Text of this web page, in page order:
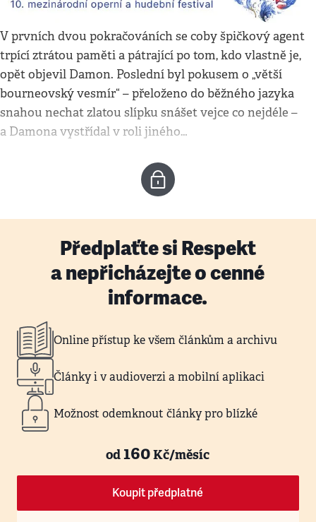
V prvních dvou pokračováních se coby špičkový agent
trpící ztrátou paměti a pátrající po tom, kdo vlastně je,
opět objevil Damon. Poslední byl pokusem o „větší
bourneovský vesmír“ – přeloženo do běžného jazyka
snahou nechat zlatou slípku snášet vejce co nejdéle –
a Damona vystřídal v roli jiného…
Předplaťte si Respekt
a nepřicházejte o cenné
informace.
Online přístup ke všem článkům a archivu
Články i v audioverzi a mobilní aplikaci
Možnost odemknout články pro blízké
od160Kč/měsíc
Koupit předplatné